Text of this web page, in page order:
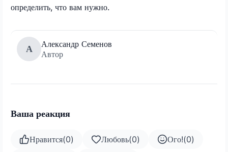
определить, что вам нужно.
А
Александр Семенов
Автор
Ваша реакция
Нравится(0) Любовь(0) Ого!(0)